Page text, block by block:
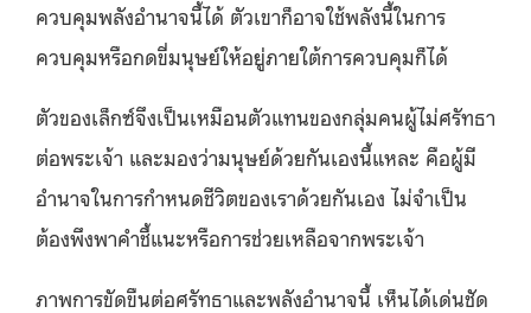
ควบคุมพลังอำนาจนี้ได้ ตัวเขาก็อาจใช้พลังนี้ในการ
ควบคุมหรือกดขี่มนุษย์ให้อยู่ภายใต้การควบคุมก็ได้
ตัวของเล็กซ์จึงเป็นเหมือนตัวแทนของกลุ่มคนผู้ไม่ศรัทธา
ต่อพระเจ้า และมองว่ามนุษย์ด้วยกันเองนี้แหละ คือผู้มี
อำนาจในการกำหนดชีวิตของเราด้วยกันเอง ไม่จำเป็น
ต้องพึงพาคำชี้แนะหรือการช่วยเหลือจากพระเจ้า
ภาพการขัดขืนต่อศรัทธาและพลังอำนาจนี้ เห็นได้เด่นชัด